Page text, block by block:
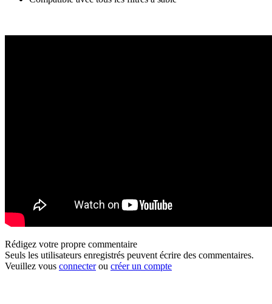
Rédigez votre propre commentaire
Seuls les utilisateurs enregistrés peuvent écrire des commentaires.
Veuillez vous connecterou créer un compte